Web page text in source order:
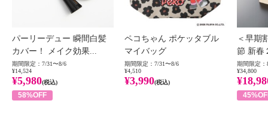
パーリーデュー 瞬間白髪
カバー！ メイク効果...
期間限定：7/31〜8/6
¥14,524
¥5,980(税込)
58%OFF
ペコちゃん ポケッタブル
マイバッグ
期間限定：7/31〜8/6
¥4,510
¥3,990(税込)
＜早期
節 新春
期間限定：
¥34,800